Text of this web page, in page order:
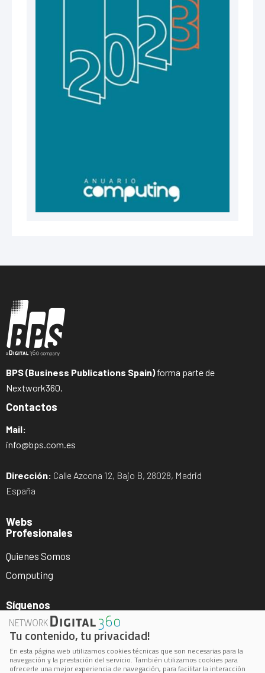
BPS (Business Publications Spain)forma parte de
Nextwork360.
Contactos
Mail:
info@bps.com.es
Dirección: Calle Azcona 12, Bajo B, 28028, Madrid
España
Webs
Profesionales
Quienes Somos
Computing
Síguenos
Tu contenido, tu privacidad!
En esta página web utilizamos cookies técnicas que son necesarias para la
navegación y la prestación del servicio. También utilizamos cookies para
ofrecerle una mejor experiencia de navegación, para facilitar la interacción